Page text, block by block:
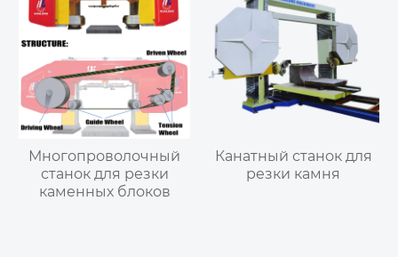
Многопроволочный
станок для резки
каменных блоков
Канатный станок для
резки камня